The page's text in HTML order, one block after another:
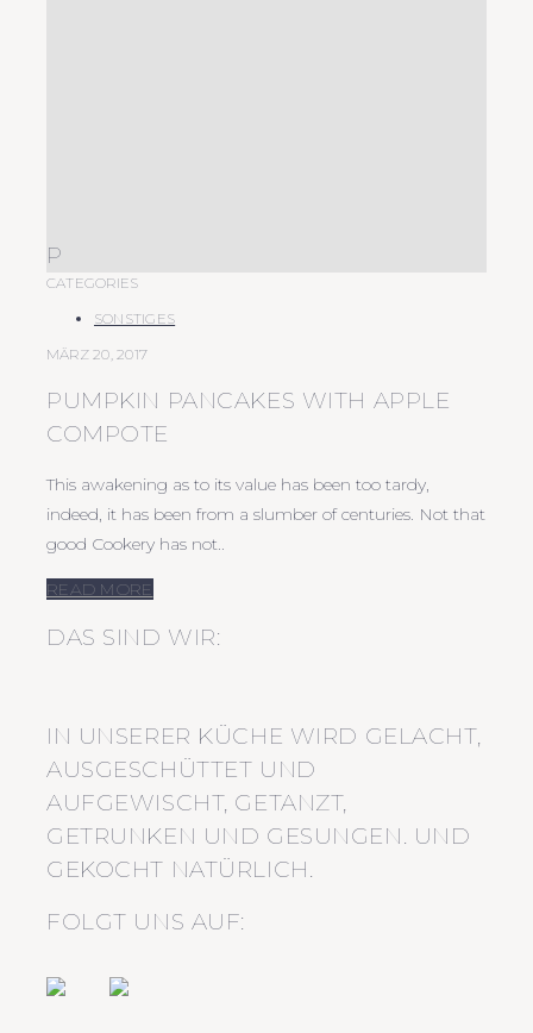
P
CATEGORIES
SONSTIGES
MÄRZ 20, 2017
PUMPKIN PANCAKES WITH APPLE
COMPOTE
This awakening as to its value has been too tardy,
indeed, it has been from a slumber of centuries. Not that
good Cookery has not..
READ MORE
DAS SIND WIR:
IN UNSERER KÜCHE WIRD GELACHT,
AUSGESCHÜTTET UND
AUFGEWISCHT, GETANZT,
GETRUNKEN UND GESUNGEN. UND
GEKOCHT NATÜRLICH.
FOLGT UNS AUF: